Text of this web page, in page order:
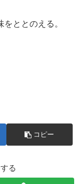
ととのえる。
コピー
る